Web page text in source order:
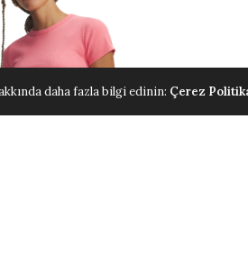
daha fazla bilgi edinin: Çerez